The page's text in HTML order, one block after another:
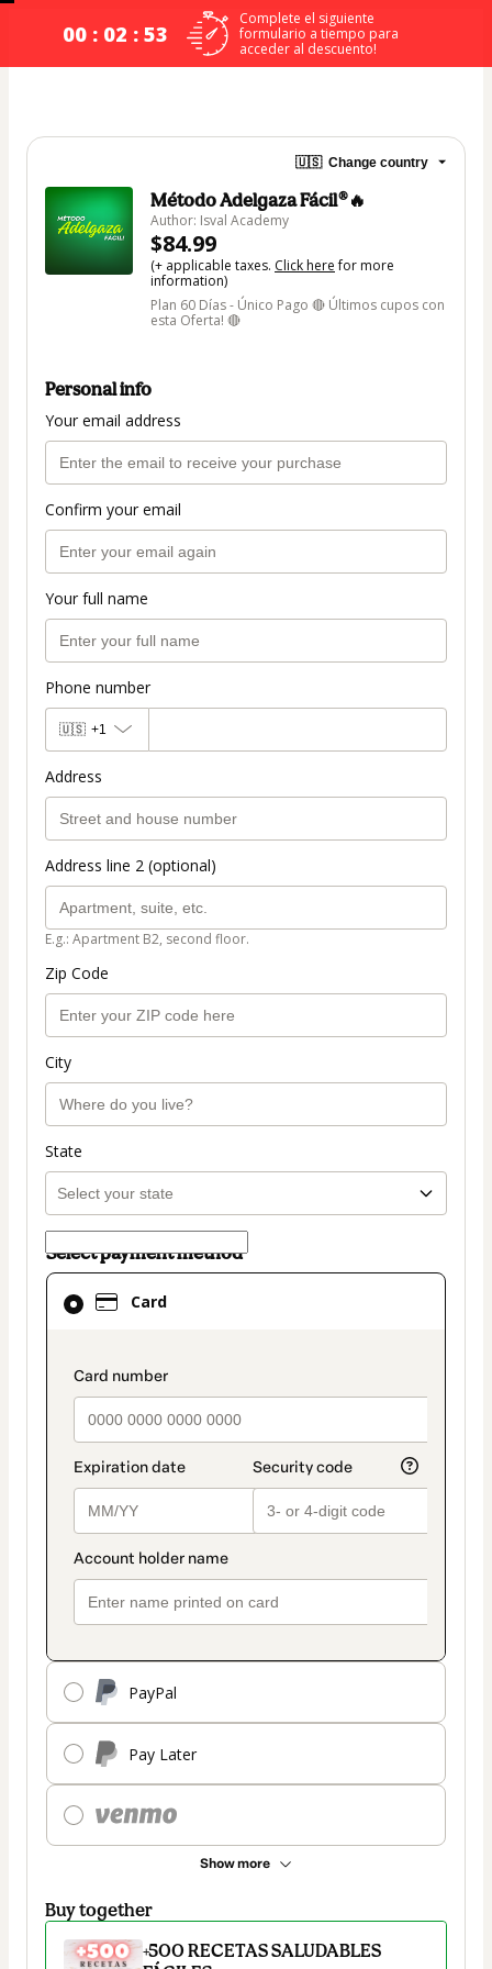
00 : 02 : 53
Complete el siguiente
formulario a tiempo para
acceder al descuento!
🇺🇸 Change country
Método Adelgaza Fácil®🔥
Author: Isval Academy
$84.99
(+ applicable taxes. Click herefor more
information)
Plan 60 Días - Único Pago 🔴 Últimos cupos con
esta Oferta! 🔴
Personal info
Your email address
Confirm your email
Your full name
Phone number
🇺🇸 +1
Address
Address line 2 (optional)
E.g.: Apartment B2, second floor.
Zip Code
City
State
Select payment method
Card
payment_data.section_title_v2
PayPal
Pay Later
Show more
Card
selected
method
Buy together
+500 RECETAS SALUDABLES